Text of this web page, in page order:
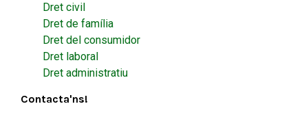
Dret civil
Dret de família
Dret del consumidor
Dret laboral
Dret administratiu
Contacta'ns!